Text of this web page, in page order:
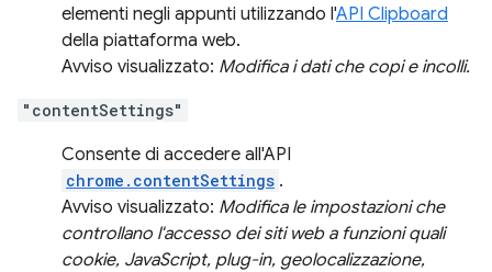
elementi negli appunti utilizzando l'API Clipboard
della piattaforma web.
Avviso visualizzato: Modifica i dati che copi e incolli.
"contentSettings"
Consente di accedere all'API
chrome.contentSettings .
Avviso visualizzato: Modifica le impostazioni che
controllano l'accesso dei siti web a funzioni quali
cookie, JavaScript, plug-in, geolocalizzazione,